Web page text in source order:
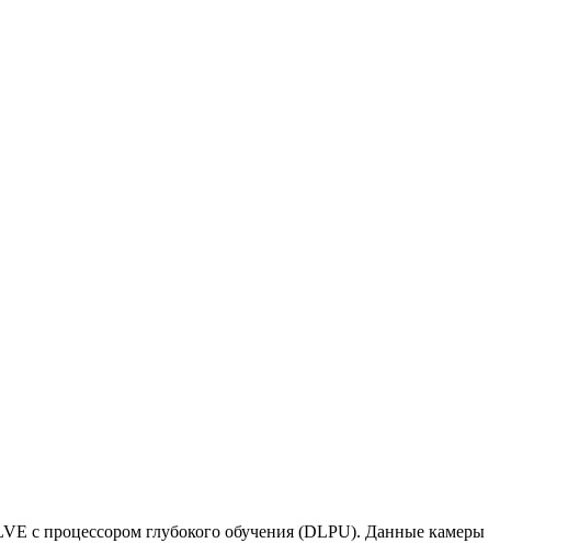
с процессором глубокого обучения (DLPU). Данные камеры